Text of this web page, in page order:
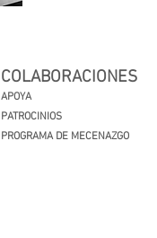
COLABORACIONES
APOYA
PATROCINIOS
PROGRAMA DE MECENAZGO